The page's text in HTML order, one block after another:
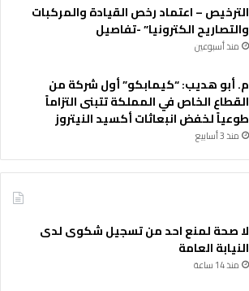
الترخيص – اعتماد رخص القيادة والمركبات
والتصاريح الكترونيا” -تفاصيل
منذ أسبوعين
م. أبو هديب: “كيمابكو” أول شركة من
القطاع الخاص في المملكة تتبنى التزاماً
طوعياً لخفض انبعاثات أكسيد النيتروز
منذ 3 أسابيع
لا صحة لمنع احد من تسجيل شكوى لدى
النيابة العامة
منذ 14 ساعة